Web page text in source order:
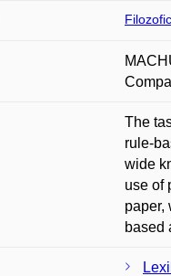
The
rule-
wide
use of
paper,
based